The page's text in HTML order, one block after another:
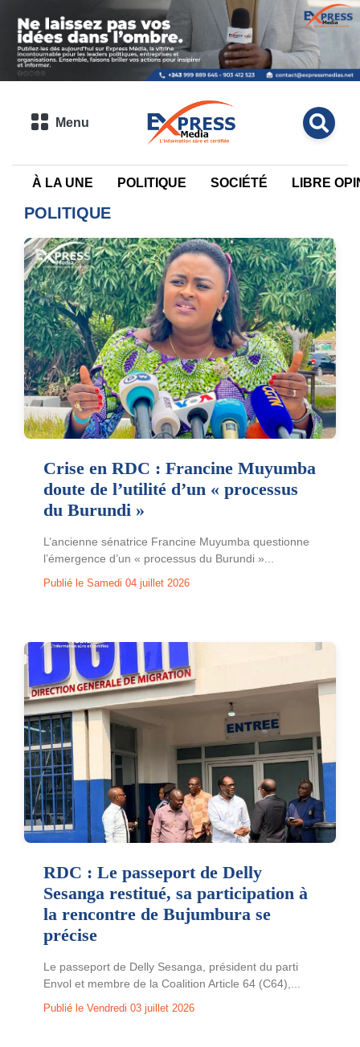
Menu
À LA UNE POLITIQUE SOCIÉTÉ LIBRE
POLITIQUE
Crise en RDC : Francine Muyumba
doute de l’utilité d’un « processus
du Burundi »
L’ancienne sénatrice Francine Muyumba questionne
l’émergence d’un « processus du Burundi »...
Publié le Samedi 04 juillet 2026
RDC : Le passeport de Delly
Sesanga restitué, sa participation à
la rencontre de Bujumbura se
précise
Le passeport de Delly Sesanga, président du parti
Envol et membre de la Coalition Article 64 (C64),...
Publié le Vendredi 03 juillet 2026